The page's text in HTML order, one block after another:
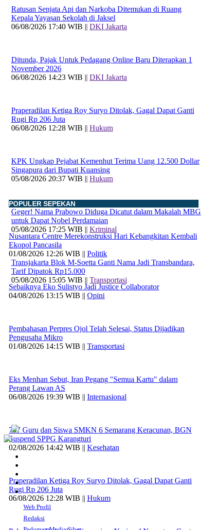
Ratusan Senjata Api dan Narkoba Ditemukan di Ruang
Kepala Yayasan Sekolah di Jaksel
06/08/2026 17:40 WIB || DKI Jakarta
Ditunda, Pajak Untuk Pedagang Online Baru Diterapkan 1
November 2026
06/08/2026 14:23 WIB || DKI Jakarta
Praperadilan Ketiga Roy Suryo Ditolak, Gagal Dapat Ganti
Rugi Rp 206 Juta
06/08/2026 12:28 WIB || Hukum
KPK Ungkap Pejabat Kemenhut Terima Uang 12.500 Dollar
Singapura dari Bupati Kuansing
05/08/2026 20:37 WIB || Hukum
Geger! Nama Prabowo Diduga Dicatut dalam Makalah MBG
untuk Dapat Nobel Perdamaian
05/08/2026 17:25 WIB || Kriminal
Transjakarta Blok M-Soetta Ganti Nama Jadi Transbandara,
Tarif Dipatok Rp15.000
05/08/2026 15:05 WIB || Transportasi
POPULER SEPEKAN
Nusantara Centre Merekonstruksi Hari Kebangkitan Kembali
Ekopol Pancasila
01/08/2026 12:26 WIB || Politik
Sebaiknya Eko Sulistyo Jadi Justice Collaborator
04/08/2026 13:15 WIB || Opini
Pembahasan Perpres Ojol Telah Selesai, Status Dijadikan
Pengusaha Mikro
01/08/2026 14:15 WIB || Transportasi
Eks Menhan Sebut, Iran Pegang "Semua Kartu" dalam
Perang Lawan AS
06/08/2026 19:39 WIB || Internasional
707 Guru dan Siswa SMKN 6 Semarang Keracunan, BGN
Suspend SPPG Karangturi
02/08/2026 14:42 WIB || Kesehatan
Praperadilan Ketiga Roy Suryo Ditolak, Gagal Dapat Ganti
Rugi Rp 206 Juta
06/08/2026 12:28 WIB || Hukum
Web Profil
Redaksi